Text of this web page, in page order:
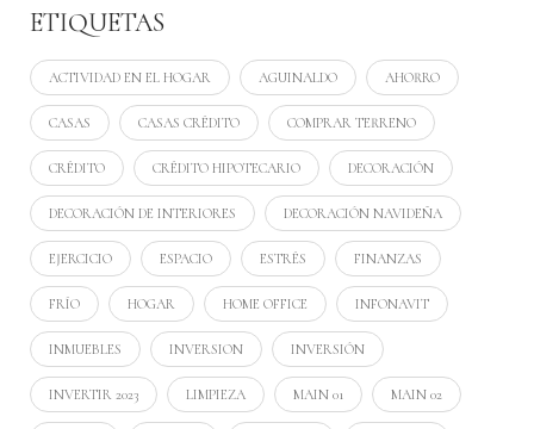
ETIQUETAS
ACTIVIDAD EN EL HOGAR AGUINALDO AHORRO
CASAS CASAS CRÉDITO COMPRAR TERRENO
CRÉDITO CRÉDITO HIPOTECARIO DECORACIÓN
DECORACIÓN DE INTERIORES DECORACIÓN NAVIDEÑA
EJERCICIO ESPACIO ESTRÉS FINANZAS
FRÍO HOGAR HOME OFFICE INFONAVIT
INMUEBLES INVERSION INVERSIÓN
INVERTIR 2023 LIMPIEZA MAIN 01 MAIN 02